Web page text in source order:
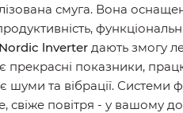
смуга. Вона
Nordic lnverter дають змогу
прекрасні показники,
шуми та вібрації.
свіже повітря - у вашому